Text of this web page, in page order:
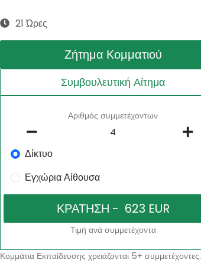
21 Ώρες
Ζήτημα Κομματιού
Συμβουλευτική Αίτημα
Αριθμός συμμετέχοντων
Δίκτυο
Εγχώρια Αίθουσα
Τιμή ανά συμμετέχοντα
Κομμάτια Εκπαίδευσης χρειάζονται 5+ συμμετέχοντες.